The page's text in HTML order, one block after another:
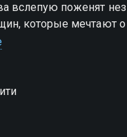
вслепую поженят
которые мечтают
недели
друг друга. В конце
эксперимента каждой
настоящими